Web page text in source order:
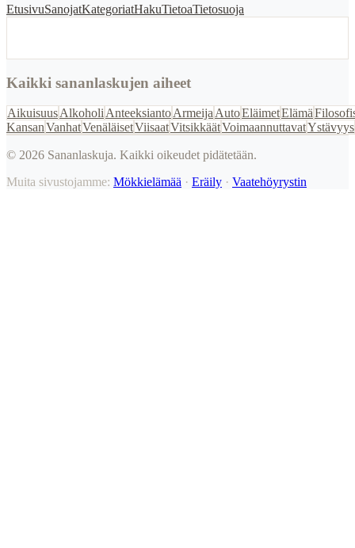
EtusivuSanojatKategoriatHakuTietoaTietosuoja
Kaikki sananlaskujen aiheet
AikuisuusAlkoholi AnteeksiantoArmeija AutoEläimetElämä
KansanVanhatVenäläisetViisaatVitsikkäätVoimaannuttavatYstävyys
© 2026 Sananlaskuja. Kaikki oikeudet pidätetään.
Muita sivustojamme: Mökkielämää · Eräily · Vaatehöyrystin